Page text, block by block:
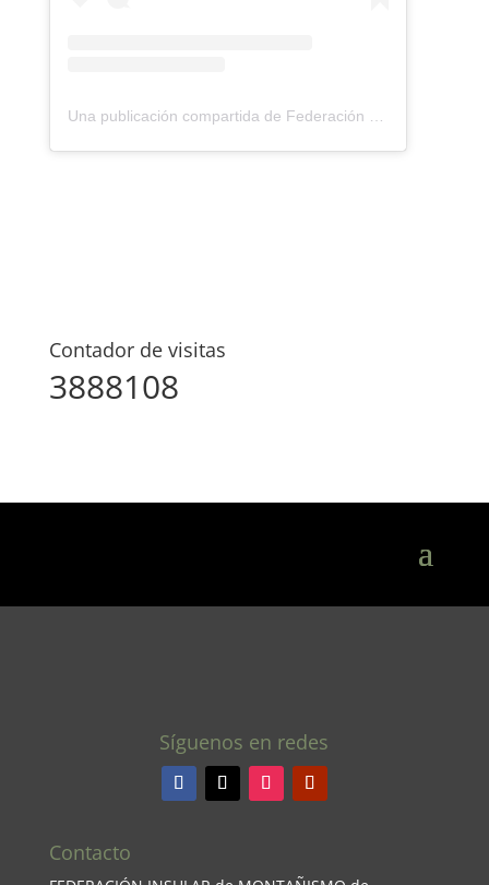
Una publicación compartida de Federación Montañismo Tenerife (@federacion_montanismo_tenerife)
Contador de visitas
3888108
Síguenos en redes
Contacto